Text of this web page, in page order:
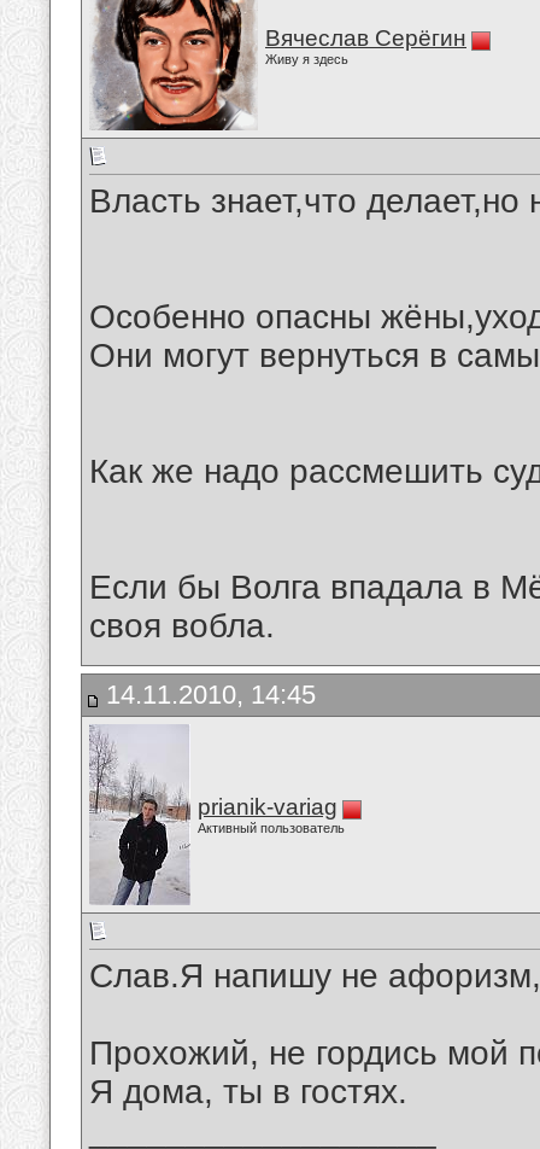
Вячеслав Серёгин
Живу я здесь
Власть знает,что делает,но
Особенно опасны
Они могут вернуться в
Как же надо рассмешить
Если бы Волга впадала в
своя вобла.
14.11.2010, 14:45
prianik-variag
Активный пользователь
Слав.Я напишу не
Прохожий, не гордись мой
Я дома, ты в гостях.